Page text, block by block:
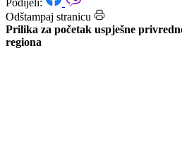
Datum: 22.07.2009.
Podijeli: